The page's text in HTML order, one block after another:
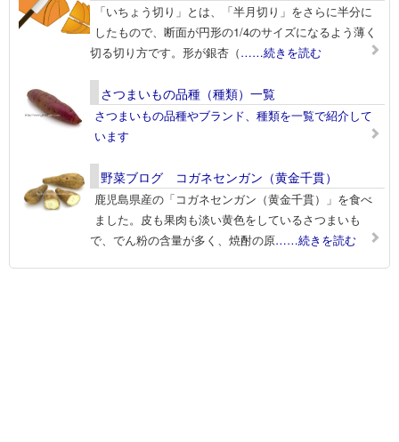
「いちょう切り」とは、「半月切り」をさらに半分に
したもので、断面が円形の1/4のサイズになるよう薄く
切る切り方です。形が銀杏（……続きを読む
さつまいもの品種（種類）一覧
さつまいもの品種やブランド、種類を一覧で紹介して
います
野菜ブログ コガネセンガン（黄金千貫）
鹿児島県産の「コガネセンガン（黄金千貫）」を食べ
ました。皮も果肉も淡い黄色をしているさつまいも
で、でん粉の含量が多く、焼酎の原……続きを読む